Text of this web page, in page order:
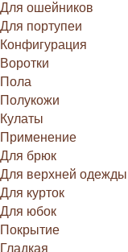
Для ошейников
Для портупеи
Конфигурация
Воротки
Пола
Полукожи
Кулаты
Применение
Для брюк
Для верхней одежды
Для курток
Для юбок
Покрытие
Гладкая